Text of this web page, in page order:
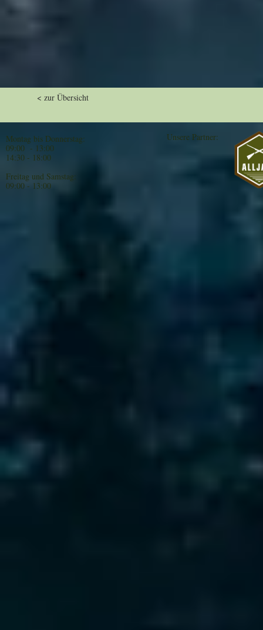
< zur Übersicht
Montag bis Donnerstag:
09:00 - 13:00
14:30 - 18:00
Freitag und Samstag:
09:00 - 13:00
Unsere Partner: